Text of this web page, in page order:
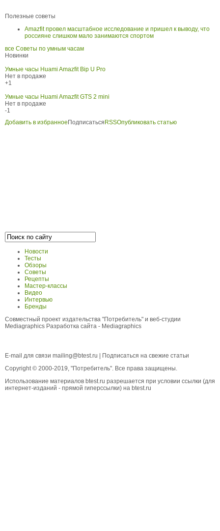
Полезные советы
Amazfit провел масштабное исследование и пришел к выводу, что
россияне слишком мало занимаются спортом
все Советы по умным часам
Новинки
Умные часы Huami Amazfit Bip U Pro
Нет в продаже
+1
Умные часы Huami Amazfit GTS 2 mini
Нет в продаже
-1
Добавить в избранное Подписаться RSSОпубликовать статью
Новости
Тесты
Обзоры
Советы
Рецепты
Мастер-классы
Видео
Интервью
Бренды
Совместный проект издательства "Потребитель" и веб-студии
Mediagraphics Разработка сайта - Mediagraphics
E-mail для связи mailing@btest.ru
Подписаться на свежие статьи
Copyright © 2000-2019, "Потребитель". Все права защищены.
Использование материалов btest.ru разрешается при условии ссылки (для
интернет-изданий - прямой гиперссылки) на btest.ru